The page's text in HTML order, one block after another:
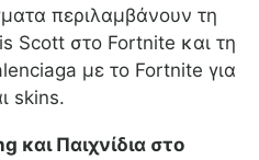
περιλαμβάνουν τη
Scott στο Fortnite και τη
με το Fortnite για
skins.
και Παιχνίδια στο